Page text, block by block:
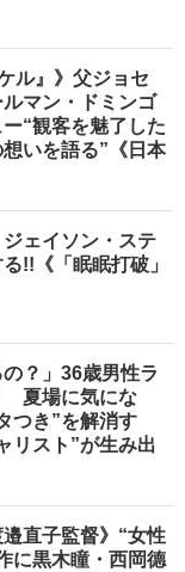
ル』》父ジョセ
マン・ドミンゴ
“観客を魅了した
いを語る”《日本
ジェイソン・ステ
!!《「眠眠打破」
の？」36歳男性ラ
夏場に気にな
つき”を解消す
リスト”が生み出
邉直子監督》“女性
に黒木瞳・西岡德